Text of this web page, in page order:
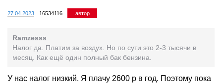
27.04.2023 16534116 автор
Ramzesss
Налог да. Платим за воздух. Но по сути это 2-3 тысячи в
месяц. Как ещё один полный бак бензина.
У нас налог низкий. Я плачу 2600 р в год. Поэтому пока